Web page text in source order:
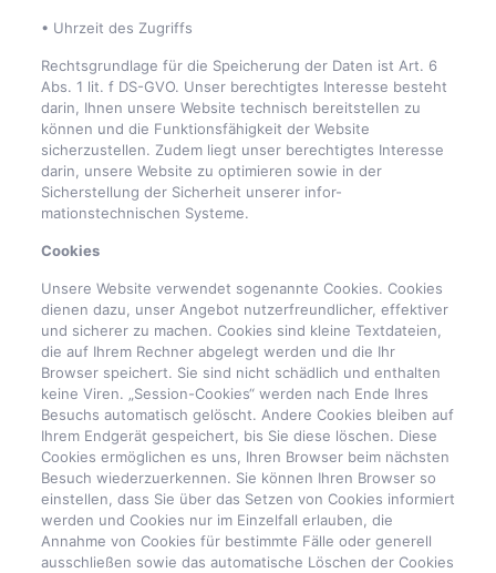
• Uhrzeit des Zugriffs
Rechtsgrundlage für die Speicherung der Daten ist Art. 6
Abs. 1 lit. f DS-GVO. Unser berechtigtes Interesse besteht
darin, Ihnen unsere Website technisch bereitstellen zu
können und die Funktionsfähigkeit der Website
sicherzustellen. Zudem liegt unser berechtigtes Interesse
darin, unsere Website zu optimieren sowie in der
Sicherstellung der Sicherheit unserer infor-
mationstechnischen Systeme.
Cookies
Unsere Website verwendet sogenannte Cookies. Cookies
dienen dazu, unser Angebot nutzerfreundlicher, effektiver
und sicherer zu machen. Cookies sind kleine Textdateien,
die auf Ihrem Rechner abgelegt werden und die Ihr
Browser speichert. Sie sind nicht schädlich und enthalten
keine Viren. „Session-Cookies“ werden nach Ende Ihres
Besuchs automatisch gelöscht. Andere Cookies bleiben auf
Ihrem Endgerät gespeichert, bis Sie diese löschen. Diese
Cookies ermöglichen es uns, Ihren Browser beim nächsten
Besuch wiederzuerkennen. Sie können Ihren Browser so
einstellen, dass Sie über das Setzen von Cookies informiert
werden und Cookies nur im Einzelfall erlauben, die
Annahme von Cookies für bestimmte Fälle oder generell
ausschließen sowie das automatische Löschen der Cookies